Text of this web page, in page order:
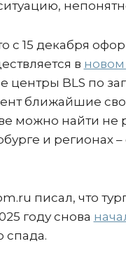
с 15 декабря
в
центры BLS по
ближайшие
можно найти не
и регионах
писал, что
году снова
спада.